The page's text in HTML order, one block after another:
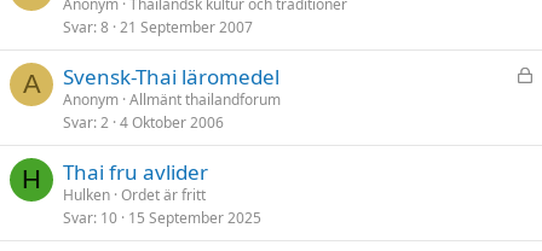
t
Svar 8 21 September 2007
A
L
t
Svensk-Thai läromedel
Anonym Allmänt thailandforum
Svar 2 4 Oktober 2006
H Thai fru avlider
Hulken Ordet är fritt
Svar 10 15 September 2025